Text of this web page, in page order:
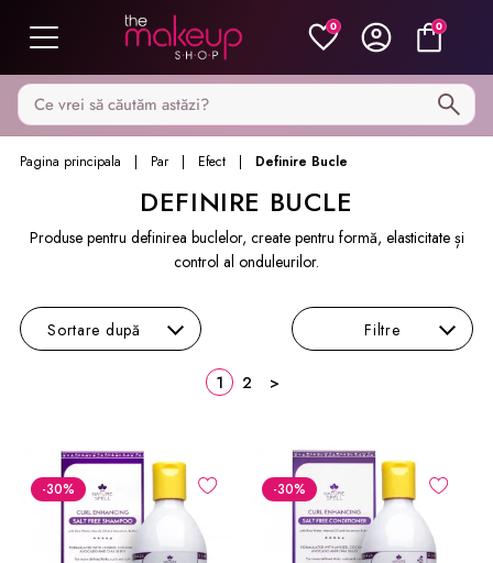
0 0
Caută pe MakeupShop
Pagina principala Par Efect Definire Bucle
DEFINIRE BUCLE
Produse pentru definirea buclelor, create pentru formă, elasticitate și
control al onduleurilor.
Sortare după Filtre
1 2 >
-30% -30%